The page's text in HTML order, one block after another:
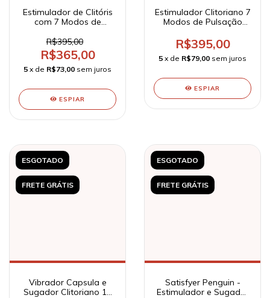
Estimulador de Clitóris
com 7 Modos de
Pulsação Cutie Baby
Patinho
R$395,00
R$365,00
5 x de R$73,00 sem juros
ESPIAR
Estimulador Clitoriano 7
Modos de Pulsação
Baby Hipopótamo - Sx
R$395,00
5 x de R$79,00 sem juros
ESPIAR
ESGOTADO
FRETE GRÁTIS
Vibrador Capsula e
Sugador Clitoriano 10
ESGOTADO
FRETE GRÁTIS
Satisfyer Penguin -
Estimulador e Sugador